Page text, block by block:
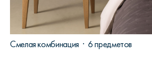
Смелая комбинация · 6 предметов